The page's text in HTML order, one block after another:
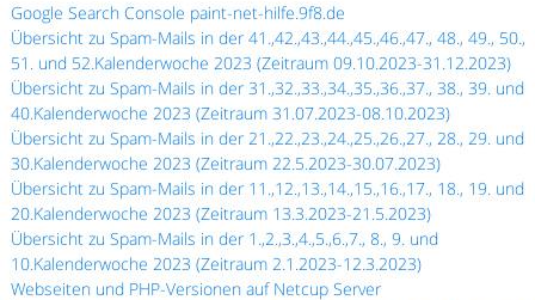
Google Search Console paint-net-hilfe.9f8.de
Übersicht zu Spam-Mails in der 41.,42.,43.,44.,45.,46.,47., 48., 49., 50.,
51. und 52.Kalenderwoche 2023 (Zeitraum 09.10.2023-31.12.2023)
Übersicht zu Spam-Mails in der 31.,32.,33.,34.,35.,36.,37., 38., 39. und
40.Kalenderwoche 2023 (Zeitraum 31.07.2023-08.10.2023)
Übersicht zu Spam-Mails in der 21.,22.,23.,24.,25.,26.,27., 28., 29. und
30.Kalenderwoche 2023 (Zeitraum 22.5.2023-30.07.2023)
Übersicht zu Spam-Mails in der 11.,12.,13.,14.,15.,16.,17., 18., 19. und
20.Kalenderwoche 2023 (Zeitraum 13.3.2023-21.5.2023)
Übersicht zu Spam-Mails in der 1.,2.,3.,4.,5.,6.,7., 8., 9. und
10.Kalenderwoche 2023 (Zeitraum 2.1.2023-12.3.2023)
Webseiten und PHP-Versionen auf Netcup Server